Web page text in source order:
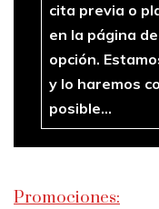
cita previa o
en la página de
opción.
y lo haremos
posible…
Promociones: